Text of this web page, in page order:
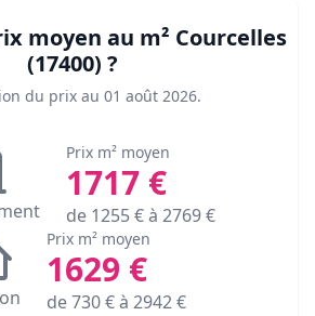
moyen au m² Courcelles
(17400) ?
du prix au 01 août 2026.
Prix m² moyen
1717€
de 1255€ à 2769€
Prix m² moyen
1629 €
de730€ à 2942€